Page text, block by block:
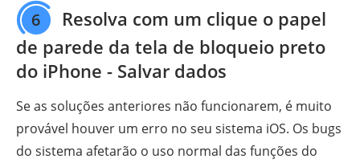
6
Resolva com um clique o papel
de parede da tela de bloqueio preto
do iPhone - Salvar dados
Se as soluções anteriores não funcionarem, é muito
provável houver um erro no seu sistema iOS. Os bugs
do sistema afetarão o uso normal das funções do